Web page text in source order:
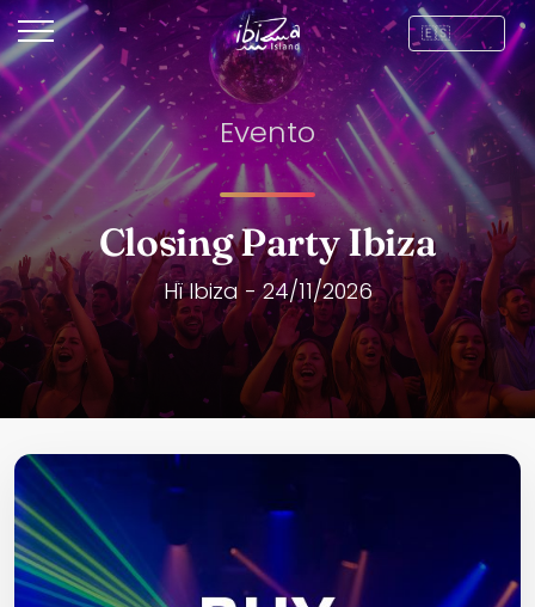
Evento
Closing Party Ibiza
Hï Ibiza - 24/11/2026